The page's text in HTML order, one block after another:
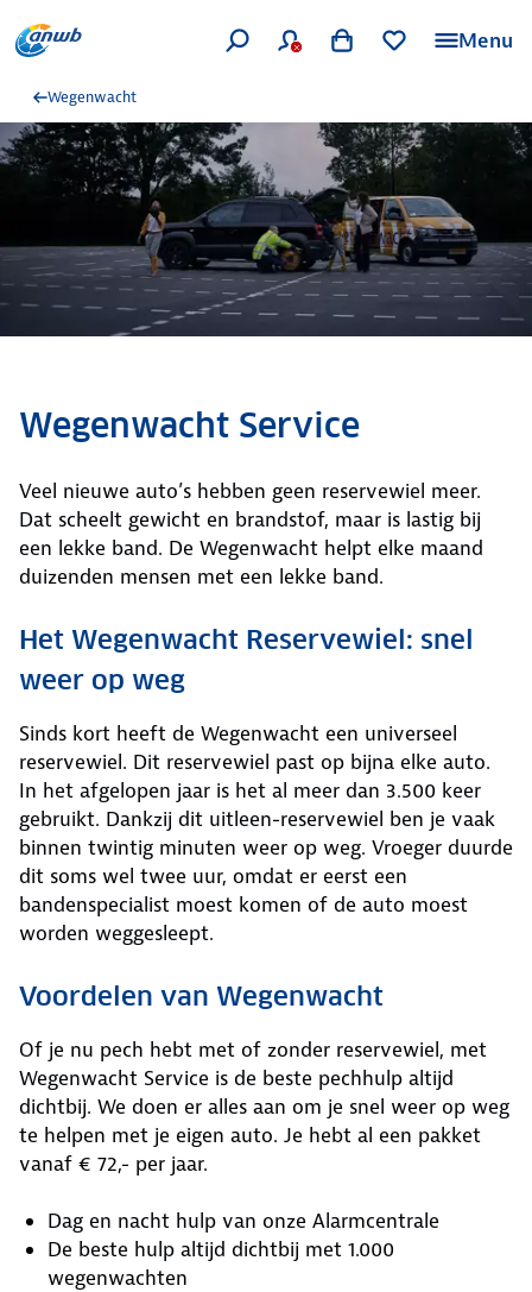
Menu
Wegenwacht
Wegenwacht Service
Veel nieuwe auto’s hebben geen reservewiel meer.
Dat scheelt gewicht en brandstof, maar is lastig bij
een lekke band. De Wegenwacht helpt elke maand
duizenden mensen met een lekke band.
Het Wegenwacht Reservewiel: snel
weer op weg
Sinds kort heeft de Wegenwacht een universeel
reservewiel. Dit reservewiel past op bijna elke auto.
In het afgelopen jaar is het al meer dan 3.500 keer
gebruikt. Dankzij dit uitleen-reservewiel ben je vaak
binnen twintig minuten weer op weg. Vroeger duurde
dit soms wel twee uur, omdat er eerst een
bandenspecialist moest komen of de auto moest
worden weggesleept.
Voordelen van Wegenwacht
Of je nu pech hebt met of zonder reservewiel, met
Wegenwacht Service is de beste pechhulp altijd
dichtbij. We doen er alles aan om je snel weer op weg
te helpen met je eigen auto. Je hebt al een pakket
vanaf € 72,- per jaar.
Dag en nacht hulp van onze Alarmcentrale
De beste hulp altijd dichtbij met 1.000
wegenwachten